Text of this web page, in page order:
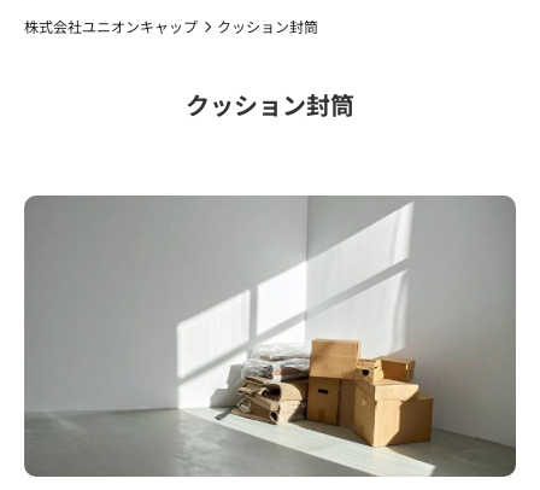
株式会社ユニオンキャップ クッション封筒
クッション封筒